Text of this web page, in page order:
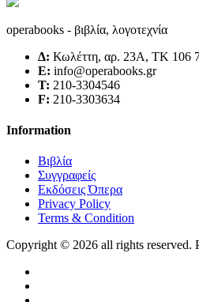
operabooks - βιβλία, λογοτεχνία
Δ: Κωλέττη, αρ. 23Α, ΤΚ 106
E: info@operabooks.gr
Τ: 210-3304546
F: 210-3303634
Information
Βιβλία
Συγγραφείς
Εκδόσεις Όπερα
Privacy Policy
Terms & Condition
Copyright © 2026 all rights reserved.